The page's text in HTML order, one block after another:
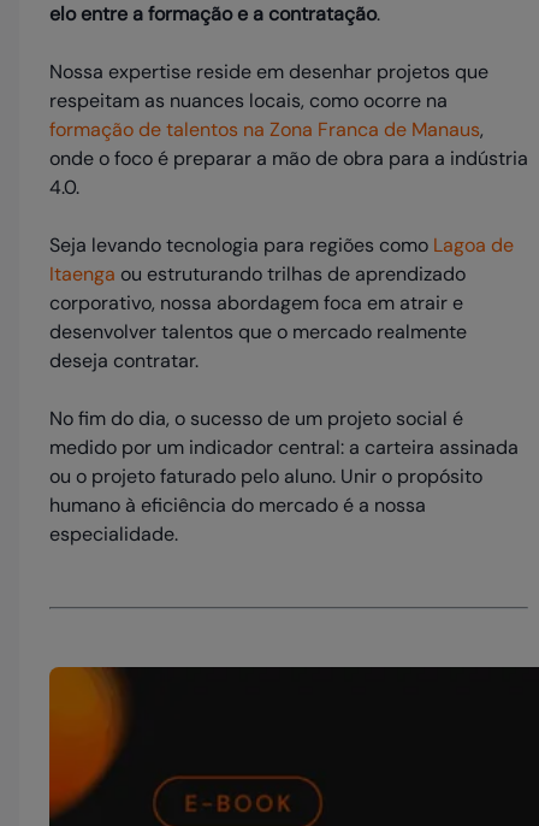
elo entre a formação e a contratação.
Nossa expertise reside em desenhar projetos que
respeitam as nuances locais, como ocorre na
formação de talentos na Zona Franca de Manaus,
onde o foco é preparar a mão de obra para a indústria
4.0.
Seja levando tecnologia para regiões como Lagoa de
Itaenga ou estruturando trilhas de aprendizado
corporativo, nossa abordagem foca em atrair e
desenvolver talentos que o mercado realmente
deseja contratar.
No fim do dia, o sucesso de um projeto social é
medido por um indicador central: a carteira assinada
ou o projeto faturado pelo aluno. Unir o propósito
humano à eficiência do mercado é a nossa
especialidade.